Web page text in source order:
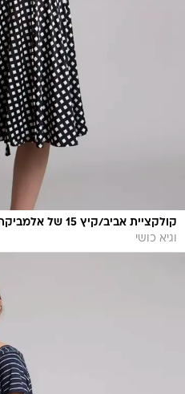
קולקציית אביב/קיץ 15 של אלמביקה בעיצוב הגר אלמביק
וגיא כושי